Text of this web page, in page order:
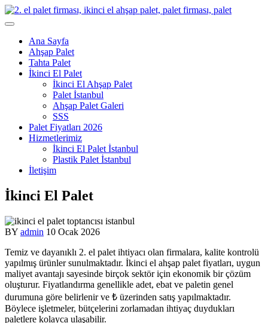
Skip
to
Ana Sayfa
Ahşap Palet
Tahta Palet
İkinci El Palet
İkinci El Ahşap Palet
Palet İstanbul
Ahşap Palet Galeri
SSS
Palet Fiyatları 2026
Hizmetlerimiz
İkinci El Palet İstanbul
Plastik Palet İstanbul
İletişim
İkinci El Palet
BY admin 10 Ocak 2026
Temiz ve dayanıklı 2. el palet ihtiyacı olan firmalara, kalite kontrolü
yapılmış ürünler sunulmaktadır. İkinci el ahşap palet fiyatları, uygun
maliyet avantajı sayesinde birçok sektör için ekonomik bir çözüm
oluşturur. Fiyatlandırma genellikle adet, ebat ve paletin genel
durumuna göre belirlenir ve ₺ üzerinden satış yapılmaktadır.
Böylece işletmeler, bütçelerini zorlamadan ihtiyaç duydukları
paletlere kolayca ulaşabilir.